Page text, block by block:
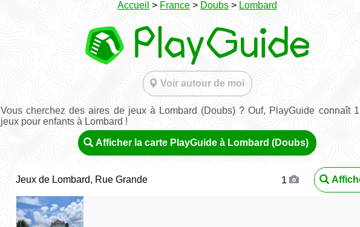
Accueil > France > Doubs > Lombard
Voir autour de moi
Vous cherchez des aires de jeux à Lombard (Doubs) ? Ouf, PlayGuide connaît
jeux pour enfants à Lombard !
Afficher la carte PlayGuide à Lombard (Doubs)
Jeux de Lombard, Rue Grande 1